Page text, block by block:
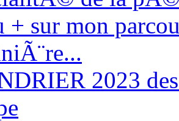
+ sur mon
2023